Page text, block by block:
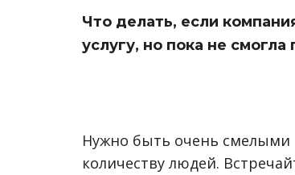
Что делать, если
услугу, но пока не
Нужно быть очень смелыми
количеству людей.